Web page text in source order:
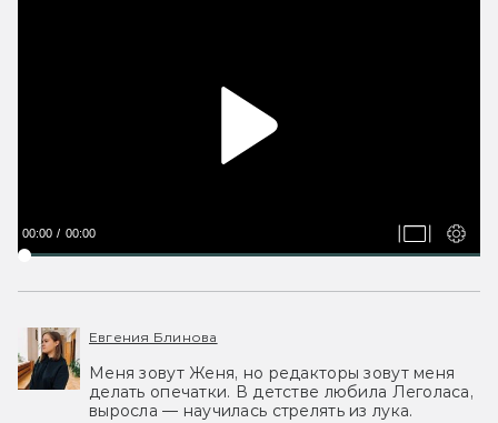
00:00 00:00
Евгения Блинова
Меня зовут Женя, но редакторы зовут меня
делать опечатки. В детстве любила Леголаса,
выросла — научилась стрелять из лука.